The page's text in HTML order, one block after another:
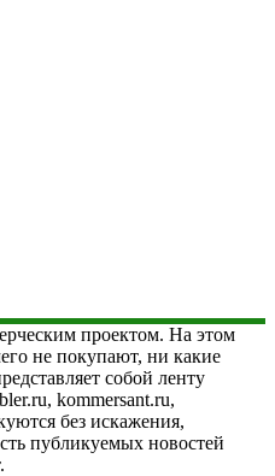
проектом. На этом
не покупают, ни какие
собой ленту
kommersant.ru,
без искажения,
публикуемых новостей